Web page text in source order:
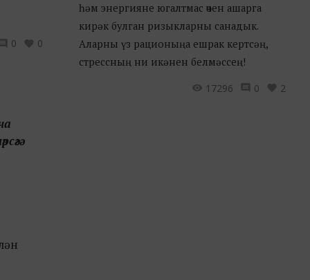
0 0
һәм энергияне югалтмас өчен ашарга
кирәк булган ризыкларны санадык.
Аларны үз рационыңа ешрак кертсәң,
стрессның ни икәнен белмәссең!
17296
0 2